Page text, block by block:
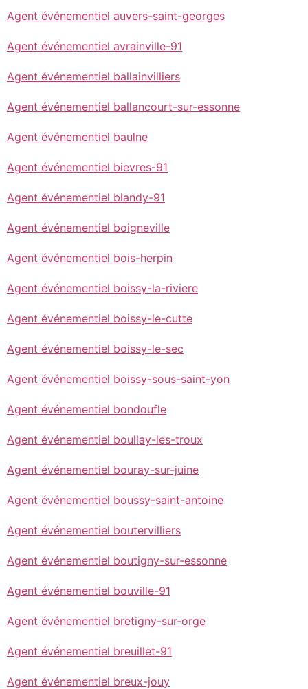
Agent événementiel auvers-saint-georges
Agent événementiel avrainville-91
Agent événementiel ballainvilliers
Agent événementiel ballancourt-sur-essonne
Agent événementiel baulne
Agent événementiel bievres-91
Agent événementiel blandy-91
Agent événementiel boigneville
Agent événementiel bois-herpin
Agent événementiel boissy-la-riviere
Agent événementiel boissy-le-cutte
Agent événementiel boissy-le-sec
Agent événementiel boissy-sous-saint-yon
Agent événementiel bondoufle
Agent événementiel boullay-les-troux
Agent événementiel bouray-sur-juine
Agent événementiel boussy-saint-antoine
Agent événementiel boutervilliers
Agent événementiel boutigny-sur-essonne
Agent événementiel bouville-91
Agent événementiel bretigny-sur-orge
Agent événementiel breuillet-91
Agent événementiel breux-jouy